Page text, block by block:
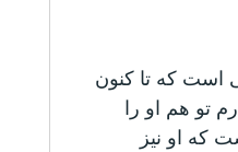
است که تا کنون
تو هم او را
که او نیز